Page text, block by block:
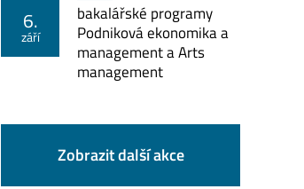
6.
září
bakalářské programy
Podniková ekonomika a
management a Arts
management
Zobrazit další akce